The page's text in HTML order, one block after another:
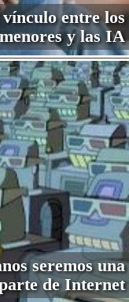
entre los
y las IA
seremos una
de Internet